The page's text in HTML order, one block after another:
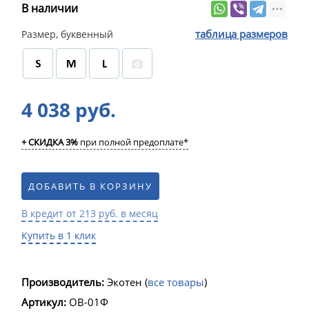
В наличии
Размер, буквенный таблица размеров
4 038 руб.
+ СКИДКА 3% при полной предоплате*
ДОБАВИТЬ В КОРЗИНУ
В кредит от 213 руб. в месяц
Купить в 1 клик
Производитель: Экотен (все товары)
Артикул: ОВ-01Ф